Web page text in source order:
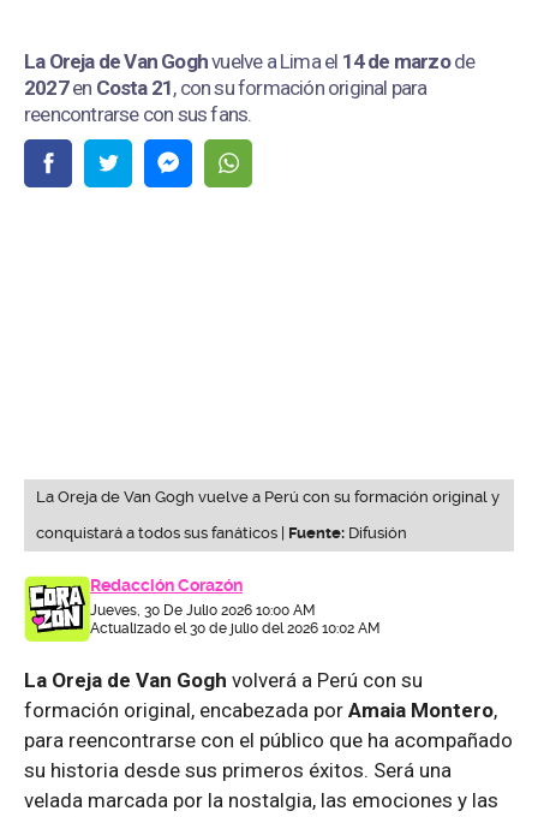
La Oreja de Van Goghvuelve a Lima el 14 de marzode
2027en Costa 21, con su formación original para
reencontrarse con sus fans.
La Oreja de Van Gogh vuelve a Perú con su formación original y
conquistará a todos sus fanáticos | Fuente: Difusión
Redacción Corazón
Jueves, 30 De Julio 2026 10:00 AM
Actualizado el 30 de julio del 2026 10:02 AM
La Oreja de Van Gogh volverá a Perú con su
formación original, encabezada por Amaia Montero,
para reencontrarse con el público que ha acompañado
su historia desde sus primeros éxitos. Será una
velada marcada por la nostalgia, las emociones y las